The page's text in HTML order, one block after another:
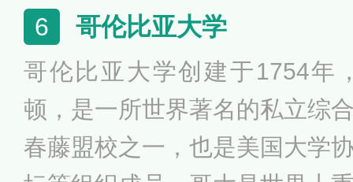
巨头”。学校一直致力于卓越
与，校友和教授中有30位获
普利策奖，在美国公立大学中
分校。
6 哥伦比亚大学
哥伦比亚大学创建于1754年
顿，是一所世界著名的私立综
春藤盟校之一，也是美国大学